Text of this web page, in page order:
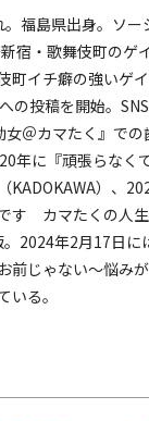
福島県出身。ソー
宿・歌舞伎町のゲ
町イチ癖の強いゲ
の投稿を開始。
女＠カマたく』で
年に『頑張らなく
KADOKAWA）、
す カマたくの人生
。2024年2月17日
前じゃない～悩み
いる。